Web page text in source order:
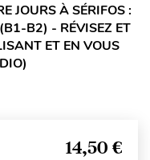
JOURS À SÉRIFOS :
B2) - RÉVISEZ ET
ET EN VOUS
14,50 €